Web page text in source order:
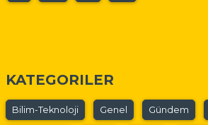
KATEGORILER
Bilim-Teknoloji Genel Gündem